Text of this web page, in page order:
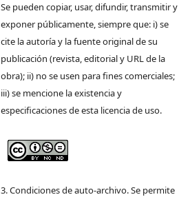
Se pueden copiar, usar, difundir, transmitir y
exponer públicamente, siempre que: i) se
cite la autoría y la fuente original de su
publicación (revista, editorial y URL de la
obra); ii) no se usen para fines comerciales;
iii) se mencione la existencia y
especificaciones de esta licencia de uso.
3. Condiciones de auto-archivo. Se permite